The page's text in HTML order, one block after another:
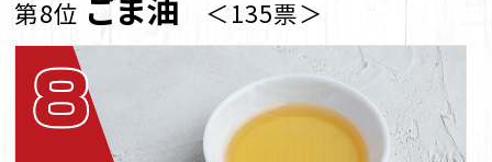
第8位 ＜135票＞